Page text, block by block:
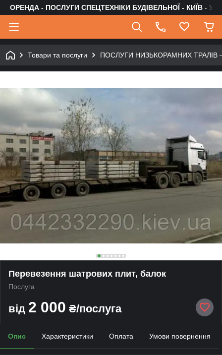
ОРЕНДА - ПОСЛУГИ СПЕЦТЕХНІКИ БУДІВЕЛЬНОЇ - КИЇВ -
Товари та послуги ПОСЛУГИ НИЗЬКОРАМНИХ
Перевезення шатрових плит, балок
Послуга
від 2 000 ₴/послуга
Опис Характеристики Оплата Умови повернення